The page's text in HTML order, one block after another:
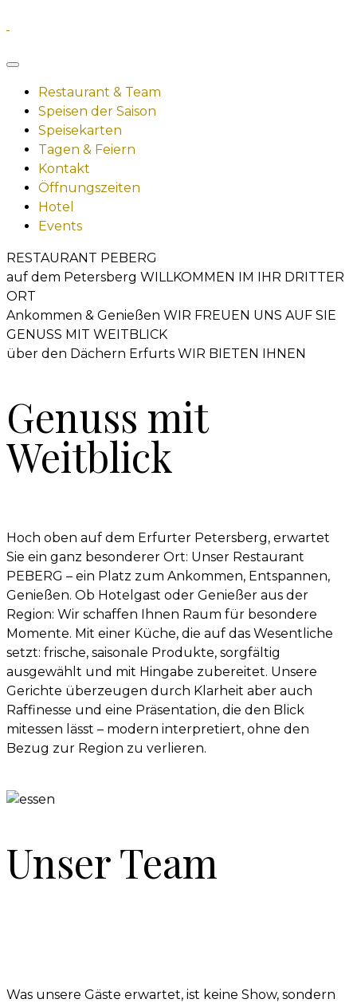
Restaurant & Team
Speisen der Saison
Speisekarten
Tagen & Feiern
Kontakt
Öffnungszeiten
Hotel
Events
RESTAURANT PEBERG
auf dem Petersberg WILLKOMMEN IM IHR DRITTER
ORT
Ankommen & Genießen WIR FREUEN UNS AUF SIE
GENUSS MIT WEITBLICK
über den Dächern Erfurts WIR BIETEN IHNEN
Genuss mit
Weitblick
Hoch oben auf dem Erfurter Petersberg, erwartet
Sie ein ganz besonderer Ort: Unser Restaurant
PEBERG – ein Platz zum Ankommen, Entspannen,
Genießen. Ob Hotelgast oder Genießer aus der
Region: Wir schaffen Ihnen Raum für besondere
Momente. Mit einer Küche, die auf das Wesentliche
setzt: frische, saisonale Produkte, sorgfältig
ausgewählt und mit Hingabe zubereitet. Unsere
Gerichte überzeugen durch Klarheit aber auch
Raffinesse und eine Präsentation, die den Blick
mitessen lässt – modern interpretiert, ohne den
Bezug zur Region zu verlieren.
Unser Team
Was unsere Gäste erwartet, ist keine Show, sondern